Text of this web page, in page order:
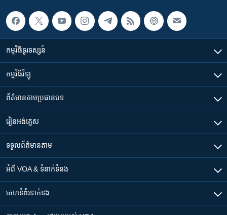
កម្មវិធី​ទូរទស្សន៍
កម្មវិធី​វិទ្យុ
ព័ត៌មាន​តាមប្រធានបទ​
រៀន​​អង់គ្លេស
ទទួល​ព័ត៌មាន​តាម
អំពី​ VOA & ទំនាក់ទំនង
គេហទំព័រ​​ទាក់ទង